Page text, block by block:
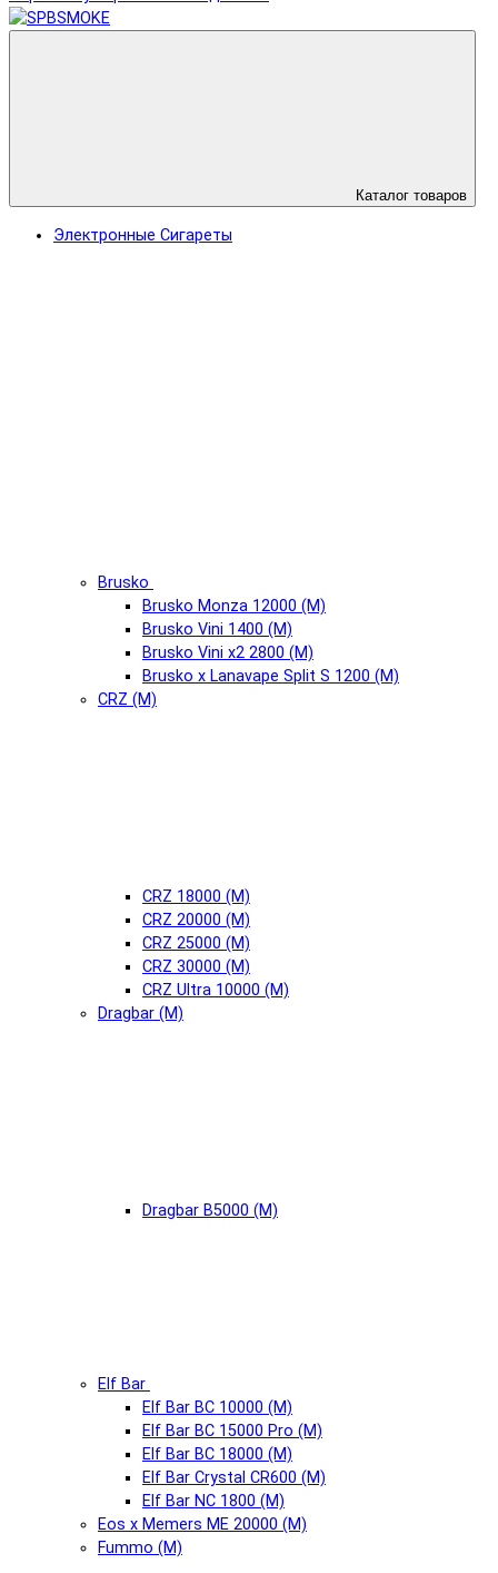
Каталог товаров
Электронные Сигареты
Brusko
Brusko Monza 12000 (М)
Brusko Vini 1400 (М)
Brusko Vini x2 2800 (М)
Brusko x Lanavape Split S 1200 (М)
CRZ (М)
CRZ 18000 (М)
CRZ 20000 (М)
CRZ 25000 (М)
CRZ 30000 (М)
CRZ Ultra 10000 (М)
Dragbar (М)
Dragbar B5000 (М)
Elf Bar
Elf Bar BC 10000 (М)
Elf Bar BC 15000 Pro (М)
Elf Bar BC 18000 (М)
Elf Bar Crystal CR600 (М)
Elf Bar NC 1800 (М)
Eos x Memers ME 20000 (М)
Fummo (М)